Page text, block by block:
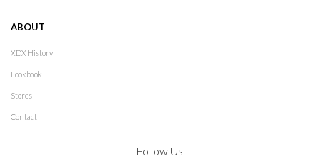
ABOUT
XDX History
Lookbook
Stores
Contact
Follow Us